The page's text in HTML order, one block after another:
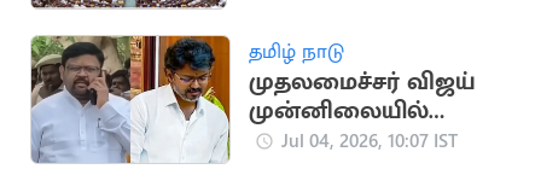
தமிழ் நாடு
முதலமைச்சர் விஜய்
முன்னிலையில்
இணைந்தார்
Jul 04, 2026, 10:07 IST